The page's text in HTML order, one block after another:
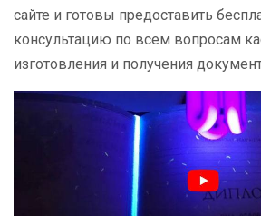
сайте и готовы предоставить
консультацию по всем вопросам
изготовления и получения